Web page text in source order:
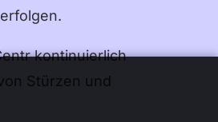
kontinuierlich
Stürzen und